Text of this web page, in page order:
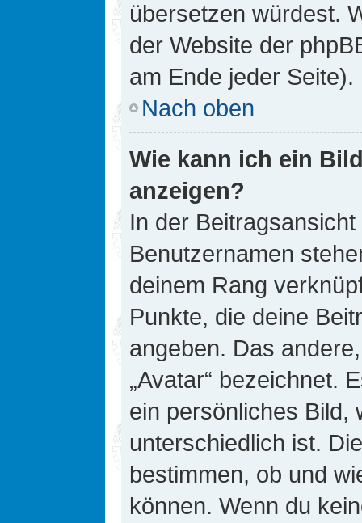
übersetzen würdest.
der Website der
am Ende jeder Seite).
Nach oben
Wie kann ich ein
anzeigen?
In der
Benutzernamen
deinem Rang
Punkte, die deine
angeben. Das
„Avatar“ bezeichnet.
ein persönliches Bild,
unterschiedlich ist.
bestimmen, ob und
können. Wenn du